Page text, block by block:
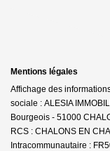
Mentions légales
Affichage des
sociale : ALESIA
Bourgeois - 51000
RCS : CHALONS EN
Intracommunautaire :